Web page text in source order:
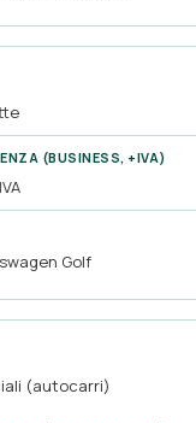
Golf
(autocarri)